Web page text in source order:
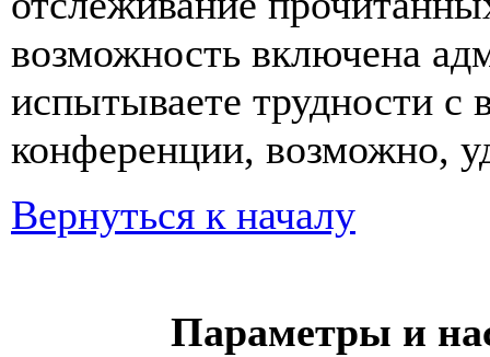
возможность включена
испытываете трудности с
конференции, возможно,
Вернуться к началу
Параметры и